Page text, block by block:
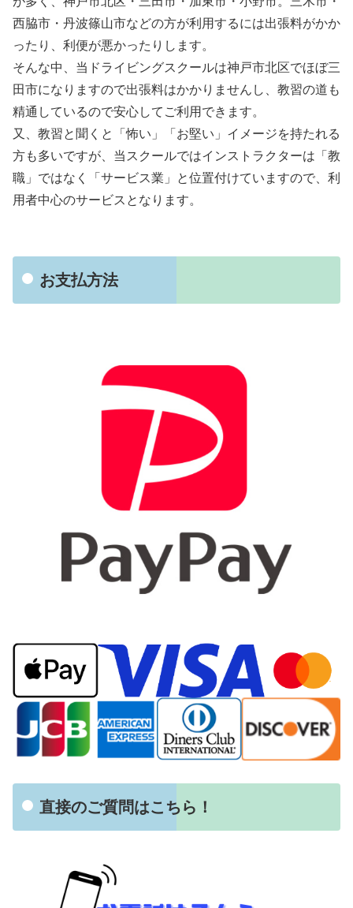
西脇市・丹波篠山市などの方が利用するには出張料がかか
ったり、利便が悪かったりします。
そんな中、当ドライビングスクールは神戸市北区でほぼ三
田市になりますので出張料はかかりませんし、教習の道も
精通しているので安心してご利用できます。
又、教習と聞くと「怖い」「お堅い」イメージを持たれる
方も多いですが、当スクールではインストラクターは「教
職」ではなく「サービス業」と位置付けていますので、利
用者中心のサービスとなります。
お支払方法
直接のご質問はこちら！